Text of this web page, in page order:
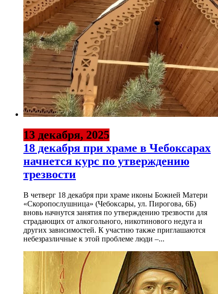
13 декабря, 2025
18 декабря при храме в Чебоксарах
начнется курс по утверждению
трезвости
В четверг 18 декабря при храме иконы Божией Матери
«Скоропослушница» (Чебоксары, ул. Пирогова, 6Б)
вновь начнутся занятия по утверждению трезвости для
страдающих от алкогольного, никотинового недуга и
других зависимостей. К участию также приглашаются
небезразличные к этой проблеме люди –...